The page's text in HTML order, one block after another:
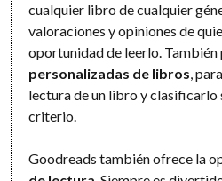
cualquier libro de cualquier
valoraciones y opiniones de
oportunidad de leerlo.
personalizadas de libros,
lectura de un libro y clasificarlo
criterio.
Goodreads también ofrece la